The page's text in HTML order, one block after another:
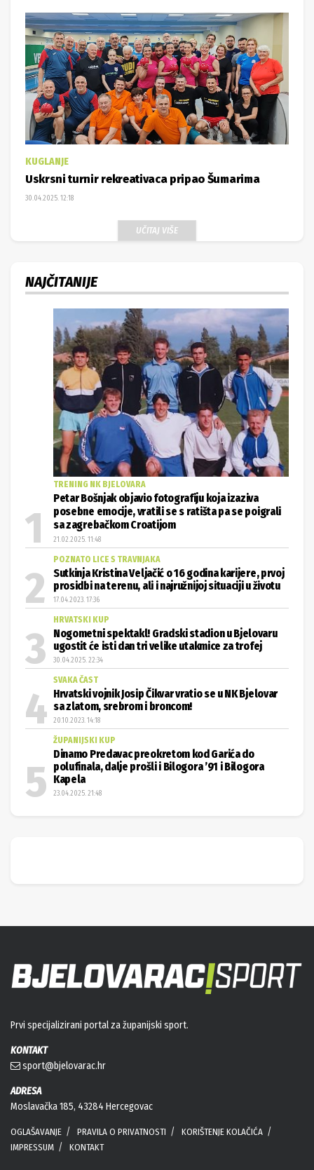
KUGLANJE
Uskrsni turnir rekreativaca pripao Šumarima
30.04.2025. 12:18
UČITAJ VIŠE
NAJČITANIJE
TRENING NK BJELOVARA
Petar Bošnjak objavio fotografiju koja izaziva
posebne emocije, vratili se s ratišta pa se poigrali
sa zagrebačkom Croatijom
21.02.2025. 11:48
POZNATO LICE S TRAVNJAKA
Sutkinja Kristina Veljačić o 16 godina karijere, prvoj
prosidbi na terenu, ali i najružnijoj situaciji u životu
17.04.2023. 17:36
HRVATSKI KUP
Nogometni spektakl! Gradski stadion u Bjelovaru
ugostit će isti dan tri velike utakmice za trofej
30.04.2025. 22:34
SVAKA ČAST
Hrvatski vojnik Josip Čikvar vratio se u NK Bjelovar
sa zlatom, srebrom i broncom!
20.10.2023. 14:18
ŽUPANIJSKI KUP
Dinamo Predavac preokretom kod Garića do
polufinala, dalje prošli i Bilogora ’91 i Bilogora
Kapela
23.04.2025. 21:48
Prvi specijalizirani portal za županijski sport.
KONTAKT
sport@bjelovarac.hr
ADRESA
Moslavačka 185, 43284 Hercegovac
OGLAŠAVANJE PRAVILA O PRIVATNOSTI
KORIŠTENJE KOLAČIĆA
IMPRESSUM
KONTAKT